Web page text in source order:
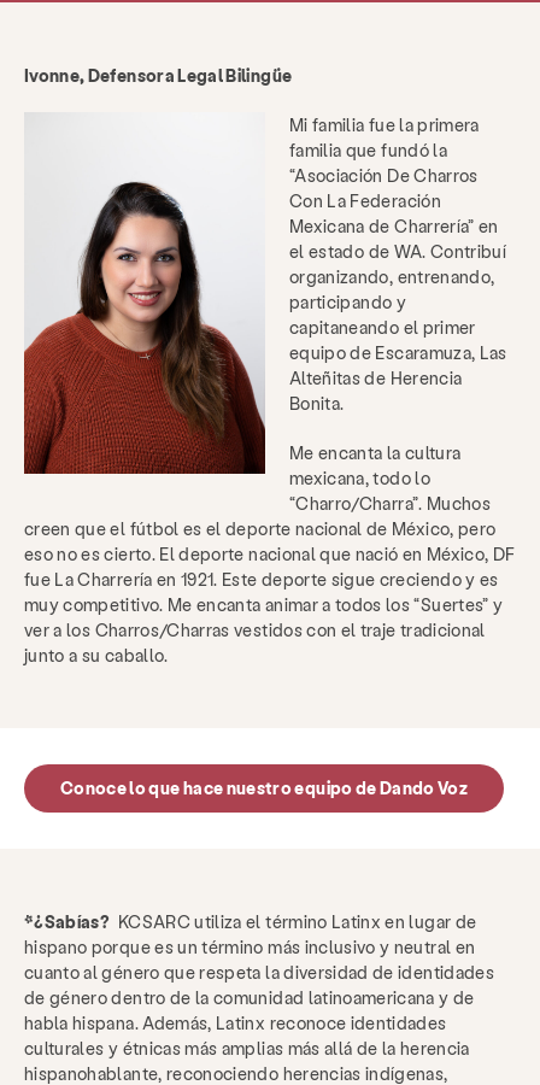
Ivonne, Defensora Legal Bilingüe
Mi familia fue la primera
familia que fundó la
“Asociación De Charros
Con La Federación
Mexicana de Charrería” en
el estado de WA. Contribuí
organizando, entrenando,
participando y
capitaneando el primer
equipo de Escaramuza, Las
Alteñitas de Herencia
Bonita.
Me encanta la cultura
mexicana, todo lo
“Charro/Charra”. Muchos
creen que el fútbol es el deporte nacional de México, pero
eso no es cierto. El deporte nacional que nació en México, DF
fue La Charrería en 1921. Este deporte sigue creciendo y es
muy competitivo. Me encanta animar a todos los “Suertes” y
ver a los Charros/Charras vestidos con el traje tradicional
junto a su caballo.
Conoce lo que hace nuestro equipo de Dando Voz
*¿Sabías? KCSARC utiliza el término Latinx en lugar de
hispano porque es un término más inclusivo y neutral en
cuanto al género que respeta la diversidad de identidades
de género dentro de la comunidad latinoamericana y de
habla hispana. Además, Latinx reconoce identidades
culturales y étnicas más amplias más allá de la herencia
hispanohablante, reconociendo herencias indígenas,